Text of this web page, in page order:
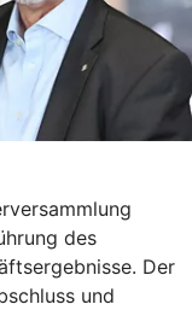
des
Der
und